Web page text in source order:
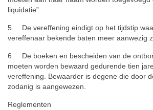
liquidatie”.
5. De vereffening eindigt op het tijdstip
vereffenaar bekende baten meer aanwezig
6. De boeken en bescheiden van de
moeten worden bewaard gedurende tien
vereffening. Bewaarder is degene die door
zodanig is aangewezen.
Reglementen